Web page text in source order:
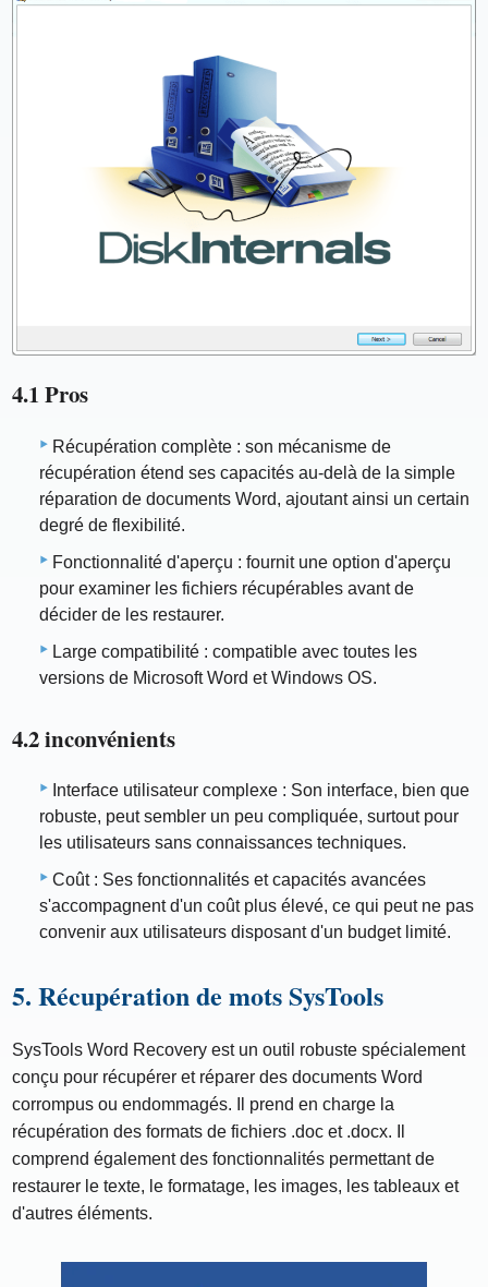
4.1 Pros
Récupération complète : son mécanisme de
récupération étend ses capacités au-delà de la simple
réparation de documents Word, ajoutant ainsi un certain
degré de flexibilité.
Fonctionnalité d'aperçu : fournit une option d'aperçu
pour examiner les fichiers récupérables avant de
décider de les restaurer.
Large compatibilité : compatible avec toutes les
versions de Microsoft Word et Windows OS.
4.2 inconvénients
Interface utilisateur complexe : Son interface, bien que
robuste, peut sembler un peu compliquée, surtout pour
les utilisateurs sans connaissances techniques.
Coût : Ses fonctionnalités et capacités avancées
s'accompagnent d'un coût plus élevé, ce qui peut ne pas
convenir aux utilisateurs disposant d'un budget limité.
5. Récupération de mots SysTools
SysTools Word Recovery est un outil robuste spécialement
conçu pour récupérer et réparer des documents Word
corrompus ou endommagés. Il prend en charge la
récupération des formats de fichiers .doc et .docx. Il
comprend également des fonctionnalités permettant de
restaurer le texte, le formatage, les images, les tableaux et
d'autres éléments.